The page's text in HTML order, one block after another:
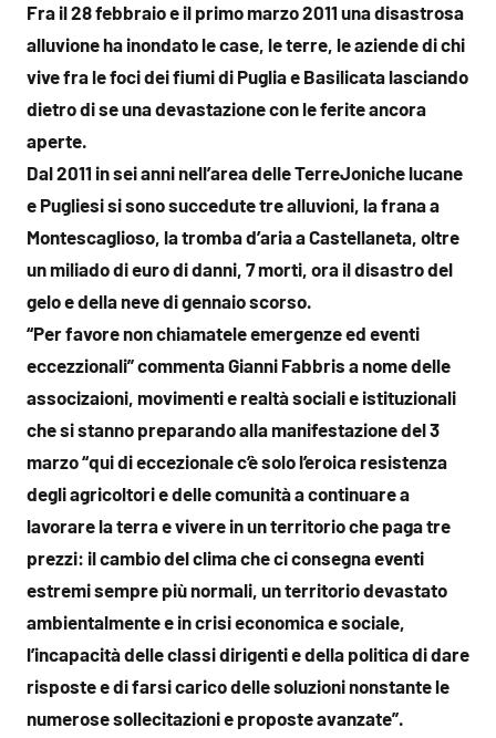
Fra il 28 febbraio e il primo marzo 2011 una disastrosa
alluvione ha inondato le case, le terre, le aziende di chi
vive fra le foci dei fiumi di Puglia e Basilicata lasciando
dietro di se una devastazione con le ferite ancora
aperte.
Dal 2011 in sei anni nell’area delle TerreJoniche lucane
e Pugliesi si sono succedute tre alluvioni, la frana a
Montescaglioso, la tromba d’aria a Castellaneta, oltre
un miliado di euro di danni, 7 morti, ora il disastro del
gelo e della neve di gennaio scorso.
“Per favore non chiamatele emergenze ed eventi
eccezzionali” commenta Gianni Fabbris a nome delle
associzaioni, movimenti e realtà sociali e istituzionali
che si stanno preparando alla manifestazione del 3
marzo “qui di eccezionale c’è solo l’eroica resistenza
degli agricoltori e delle comunità a continuare a
lavorare la terra e vivere in un territorio che paga tre
prezzi: il cambio del clima che ci consegna eventi
estremi sempre più normali, un territorio devastato
ambientalmente e in crisi economica e sociale,
l’incapacità delle classi dirigenti e della politica di dare
risposte e di farsi carico delle soluzioni nonstante le
numerose sollecitazioni e proposte avanzate”.